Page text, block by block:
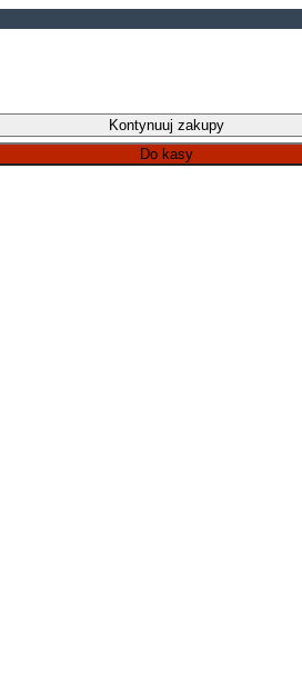
Kontynuuj zakupy
Do kasy